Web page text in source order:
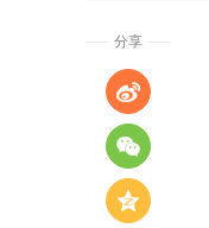
分享